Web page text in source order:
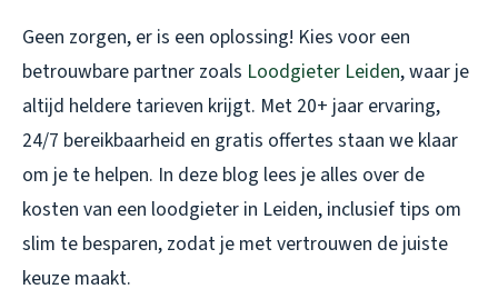
Geen zorgen, er is een oplossing! Kies voor een
betrouwbare partner zoals Loodgieter Leiden, waar je
altijd heldere tarieven krijgt. Met 20+ jaar ervaring,
24/7 bereikbaarheid en gratis offertes staan we klaar
om je te helpen. In deze blog lees je alles over de
kosten van een loodgieter in Leiden, inclusief tips om
slim te besparen, zodat je met vertrouwen de juiste
keuze maakt.